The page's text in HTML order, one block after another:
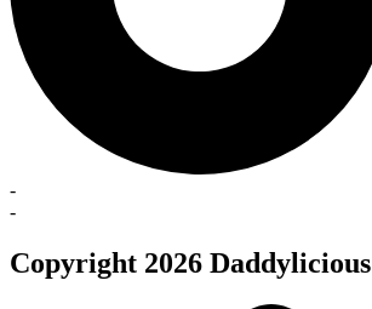
-
-
Copyright 2026 Daddylicious